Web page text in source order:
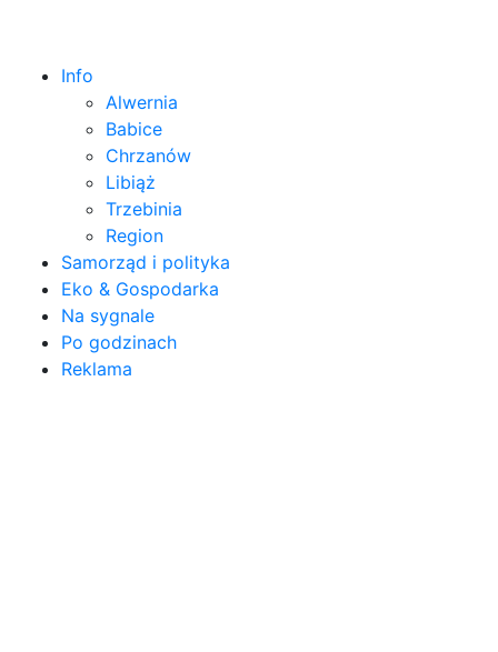
Info
Alwernia
Babice
Chrzanów
Libiąż
Trzebinia
Region
Samorząd i polityka
Eko & Gospodarka
Na sygnale
Po godzinach
Reklama